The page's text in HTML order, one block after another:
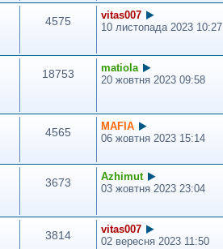
4575
vitas007
10 листопада 2023 10:27
18753
matiola
20 жовтня 2023 09:58
4565
MAFIA
06 жовтня 2023 15:14
3673
Azhimut
03 жовтня 2023 23:04
3814
vitas007
02 вересня 2023 11:50